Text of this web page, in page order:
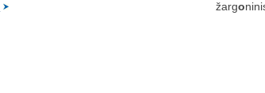
žargo